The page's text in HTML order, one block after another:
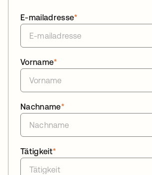
*
E-mailadresse
*
Vorname
*
Nachname
*
Tätigkeit